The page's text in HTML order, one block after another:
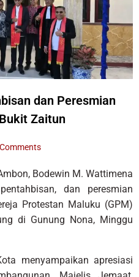
dan Peresmian
Zaitun
Bodewin M. Wattimena
dan peresmian
Protestan Maluku (GPM)
di Gunung Nona, Minggu
menyampaikan apresiasi